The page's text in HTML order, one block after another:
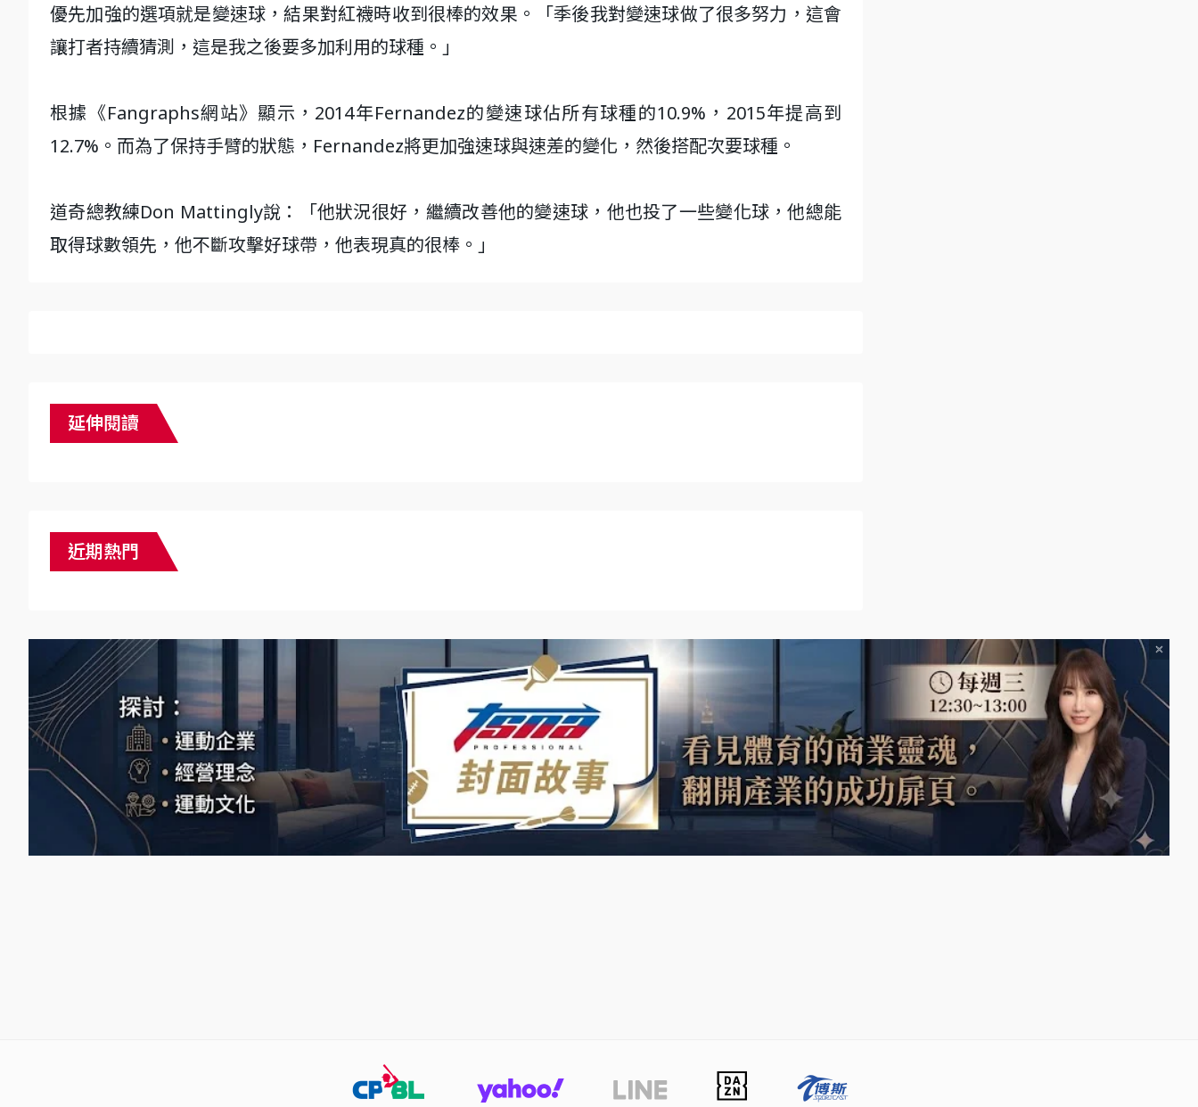
優先加強的選項就是變速球，結果對紅襪時收到很棒的效果。「季後我對變速球做了很多努力，這會
讓打者持續猜測，這是我之後要多加利用的球種。」
根據《Fangraphs網站》顯示，2014年Fernandez的變速球佔所有球種的10.9%，2015年提高到
12.7%。而為了保持手臂的狀態，Fernandez將更加強速球與速差的變化，然後搭配次要球種。
道奇總教練Don Mattingly說：「他狀況很好，繼續改善他的變速球，他也投了一些變化球，他總能
取得球數領先，他不斷攻擊好球帶，他表現真的很棒。」
延伸閱讀
近期熱門